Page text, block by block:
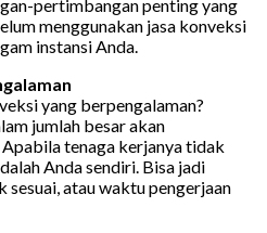
pertimbangan penting yang
menggunakan jasa konveksi
instansi Anda.
yang berpengalaman?
jumlah besar akan
tenaga kerjanya tidak
Anda sendiri. Bisa jadi
atau waktu pengerjaan